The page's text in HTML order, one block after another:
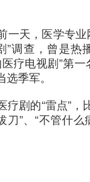
天，医学专业
”调查，曾是热
疗电视剧”第
季军。
剧的“雷点”，
刀”、“不管什